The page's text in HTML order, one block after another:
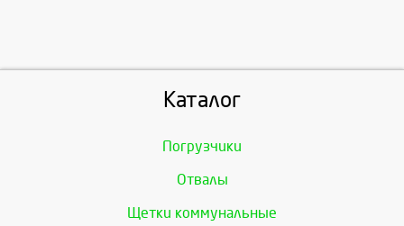
Каталог
Погрузчики
Отвалы
Щетки коммунальные